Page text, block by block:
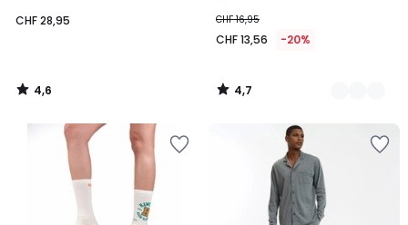
CHF 28,95
4,6
/
CHF 16,95
CHF 13,56 -20%
4,7
/